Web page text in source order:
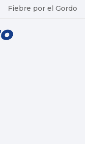
Fiebre por el Gordo